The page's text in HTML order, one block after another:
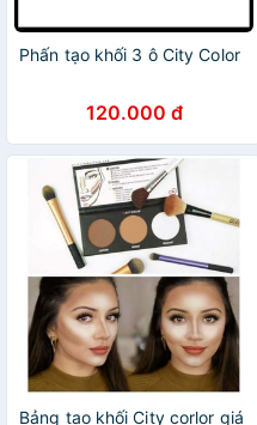
Phấn tạo khối 3 ô City Color
120.000 đ
Bảng tạo khối City corlor giá